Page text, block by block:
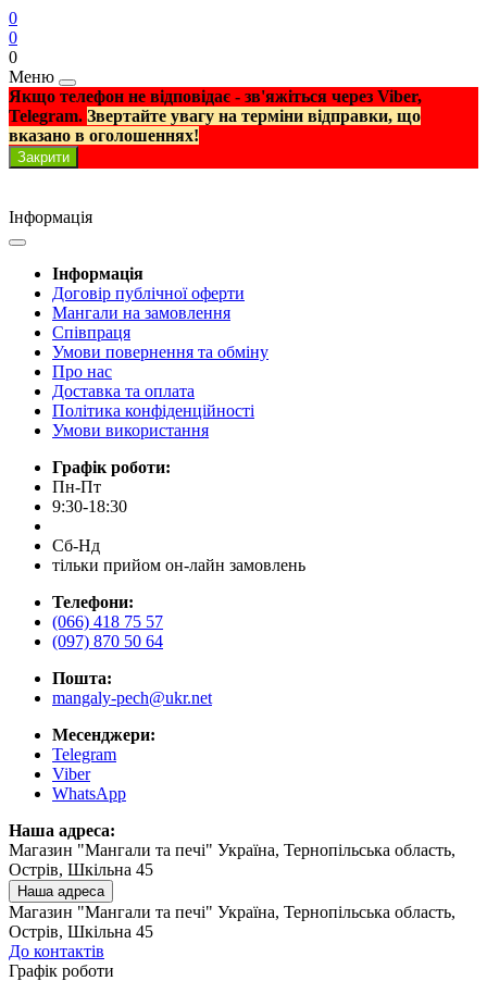
0
0
0
Меню
Якщо телефон не відповідає - зв'яжіться через Viber,
Telegram. Звертайте увагу на терміни відправки, що
вказано в оголошеннях!
Закрити
Інформація
Інформація
Договір публічної оферти
Мангали на замовлення
Співпраця
Умови повернення та обміну
Про нас
Доставка та оплата
Політика конфіденційності
Умови використання
Графік роботи:
Пн-Пт
9:30-18:30
Сб-Нд
тільки прийом он-лайн замовлень
Телефони:
(066) 418 75 57
(097) 870 50 64
Пошта:
mangaly-pech@ukr.net
Месенджери:
Telegram
Viber
WhatsApp
Наша адреса:
Магазин "Мангали та печі" Україна, Тернопільська область,
Острів, Шкільна 45
Наша адреса
Магазин "Мангали та печі" Україна, Тернопільська область,
Острів, Шкільна 45
До контактів
Графік роботи